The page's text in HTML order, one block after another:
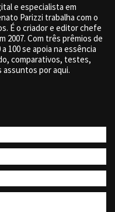
e especialista em
Parizzi trabalha com o
É o criador e editor chefe
2007. Com três prêmios de
100 se apoia na essência
comparativos, testes,
assuntos por aqui.